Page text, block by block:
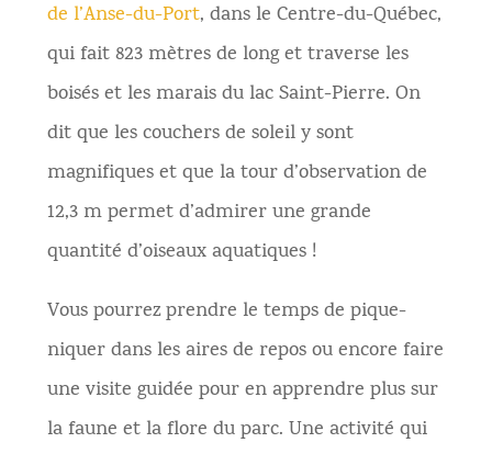
de l’Anse-du-Port, dans le Centre-du-Québec,
qui fait 823 mètres de long et traverse les
boisés et les marais du lac Saint-Pierre. On
dit que les couchers de soleil y sont
magnifiques et que la tour d’observation de
12,3 m permet d’admirer une grande
quantité d’oiseaux aquatiques !
Vous pourrez prendre le temps de pique-
niquer dans les aires de repos ou encore faire
une visite guidée pour en apprendre plus sur
la faune et la flore du parc. Une activité qui